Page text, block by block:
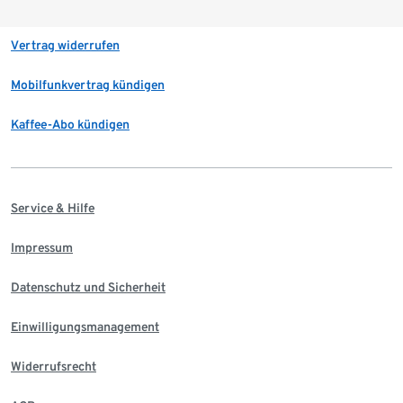
Vertrag widerrufen
Mobilfunkvertrag kündigen
Kaffee-Abo kündigen
Service & Hilfe
Impressum
Datenschutz und Sicherheit
Einwilligungsmanagement
Widerrufsrecht